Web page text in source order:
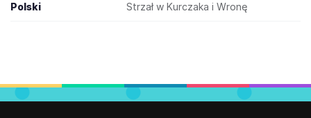
Polski Strzał w Kurczaka i Wronę